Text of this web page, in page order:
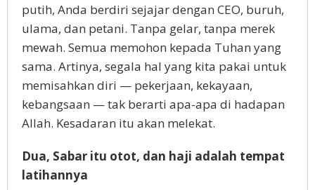
putih, Anda berdiri sejajar dengan CEO, buruh,
ulama, dan petani. Tanpa gelar, tanpa merek
mewah. Semua memohon kepada Tuhan yang
sama. Artinya, segala hal yang kita pakai untuk
memisahkan diri — pekerjaan, kekayaan,
kebangsaan — tak berarti apa-apa di hadapan
Allah. Kesadaran itu akan melekat.
Dua, Sabar itu otot, dan haji adalah tempat
latihannya